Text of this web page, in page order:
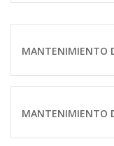
MANTENIMIENTO
MANTENIMIENTO